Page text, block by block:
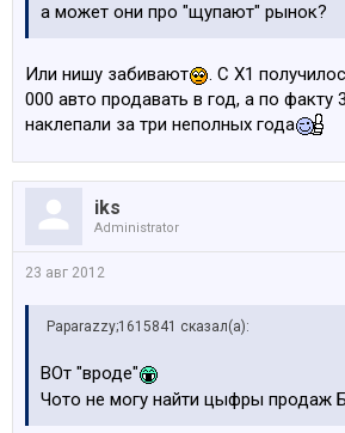
а может они про "щупают" рынок?
Или нишу забивают
. С Х1
000 авто продавать в год, а по факту
наклепали за три неполных года
iks
Administrator
23 авг 2012
Paparazzy;1615841 сказал(а):
ВОт "вроде"
Чото не могу найти цыфры продаж